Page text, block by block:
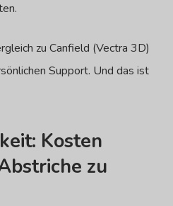
zu Canfield (Vectra 3D)
Support. Und das ist
Kosten
zu